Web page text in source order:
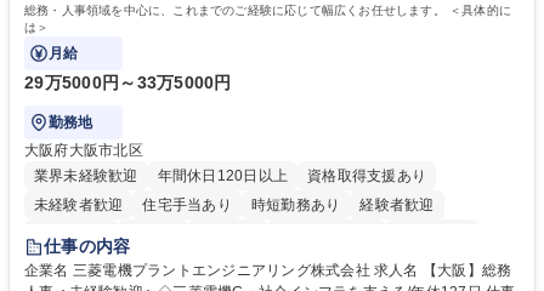
総務・人事領域を中心に、これまでのご経験に応じて幅広くお任せします。 ＜具体的に
は＞
月給
29万5000円～33万5000円
勤務地
大阪府大阪市北区
業界未経験歓迎
年間休日120日以上
資格取得支援あり
未経験者歓迎
住宅手当あり 時短勤務あり
経験者歓迎
退職金あり
駅近5分以内
土日祝休み 服装自由 寮・社宅あり 食事補助あり
仕事の内容
企業名 三菱電機プラントエンジニアリング株式会社 求人名 【大阪】総務